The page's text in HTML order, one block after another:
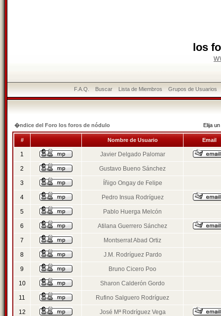
los
F.A.Q. Buscar Lista de Miembros Grupos de Usuarios
�ndice del Foro los foros de nódulo Elija
# Nombre de Usuario Email
1 Javier Delgado Palomar
2 Gustavo Bueno Sánchez
3 Íñigo Ongay de Felipe
4 Pedro Insua Rodríguez
5 Pablo Huerga Melcón
6 Atilana Guerrero Sánchez
7 Montserrat Abad Ortiz
8 J.M. Rodríguez Pardo
9 Bruno Cicero Poo
10 Sharon Calderón Gordo
11 Rufino Salguero Rodríguez
12 José Mª Rodríguez Vega